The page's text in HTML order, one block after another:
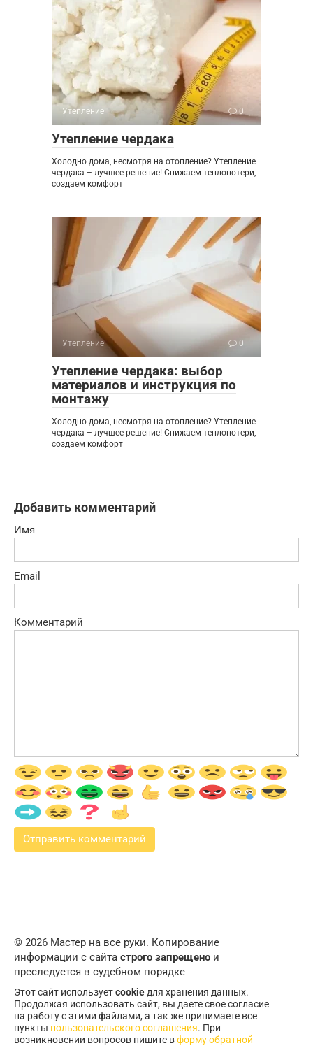
Утепление 0
Утепление чердака
Холодно дома, несмотря на отопление? Утепление
чердака – лучшее решение! Снижаем теплопотери,
создаем комфорт
Утепление 0
Утепление чердака: выбор
материалов и инструкция по
монтажу
Холодно дома, несмотря на отопление? Утепление
чердака – лучшее решение! Снижаем теплопотери,
создаем комфорт
Добавить комментарий
Имя
Email
Комментарий
© 2026 Мастер на все руки. Копирование
информации с сайта строго запрещено и
преследуется в судебном порядке
Этот сайт используетcookie для хранения данных.
Продолжая использовать сайт, вы даете свое согласие
на работу с этими файлами, а так же принимаете все
пункты пользовательского соглашения. При
возникновении вопросов пишите вформу обратной